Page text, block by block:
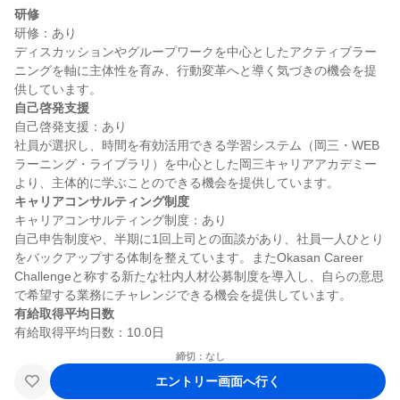
研修
研修：あり
ディスカッションやグループワークを中心としたアクティブラー
ニングを軸に主体性を育み、行動変革へと導く気づきの機会を提
自己啓発支援
自己啓発支援：あり
社員が選択し、時間を有効活用できる学習システム（岡三・WEB
ラーニング・ライブラリ）を中心とした岡三キャリアアカデミー
キャリアコンサルティング制度
キャリアコンサルティング制度：あり
自己申告制度や、半期に1回上司との面談があり、社員一人ひとり
をバックアップする体制を整えています。またOkasan Career
Challengeと称する新たな社内人材公募制度を導入し、自らの意思
有給取得平均日数
締切：なし
エントリー画面へ行く